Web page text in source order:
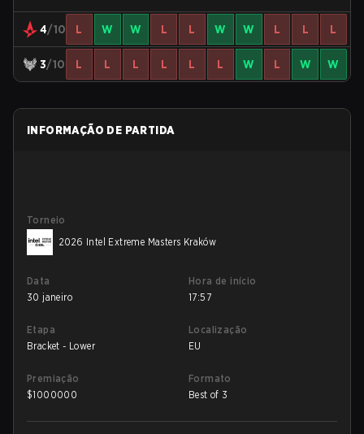
4/10 L W W L L W W L L L
3/10 L L L L L L W L W W
INFORMAÇÃO DE PARTIDA
Torneio
2026 Intel Extreme Masters Kraków
Data
30 janeiro
Hora de início
17:57
Etapa
Bracket - Lower
Localização
EU
Premiação
$1000000
Formato
Best of 3